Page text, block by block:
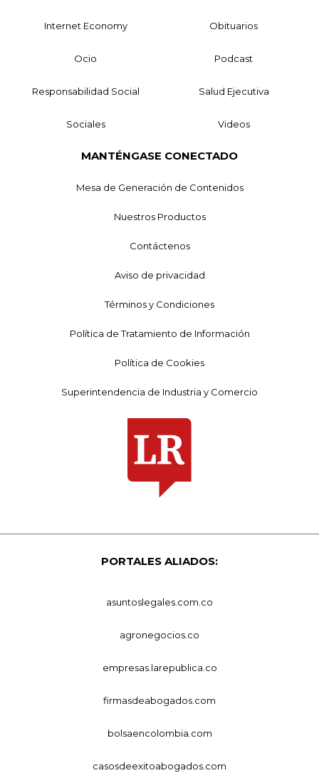
Internet Economy Obituarios
Ocio Podcast
Responsabilidad Social Salud Ejecutiva
Sociales Videos
MANTÉNGASE CONECTADO
Mesa de Generación de Contenidos
Nuestros Productos
Contáctenos
Aviso de privacidad
Términos y Condiciones
Política de Tratamiento de Información
Política de Cookies
Superintendencia de Industria y Comercio
PORTALES ALIADOS:
asuntoslegales.com.co
agronegocios.co
empresas.larepublica.co
firmasdeabogados.com
bolsaencolombia.com
casosdeexitoabogados.com